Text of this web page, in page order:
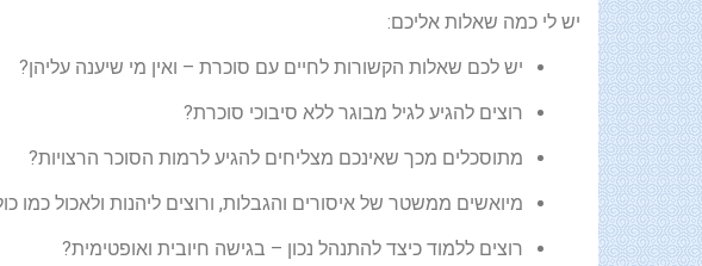
יש לי כמה שאלות אליכם:
יש לכם שאלות הקשורות לחיים עם סוכרת – ואין מי שיענה עליהן?
רוצים להגיע לגיל מבוגר ללא סיבוכי סוכרת?
מתוסכלים מכך שאינכם מצליחים להגיע לרמות הסוכר הרצויות?
מיואשים ממשטר של איסורים והגבלות, ורוצים ליהנות ולאכול כמו
רוצים ללמוד כיצד להתנהל נכון – בגישה חיובית ואופטימית?